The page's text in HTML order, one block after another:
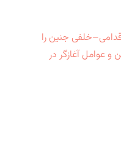
جنین را
عوامل آغازگر در